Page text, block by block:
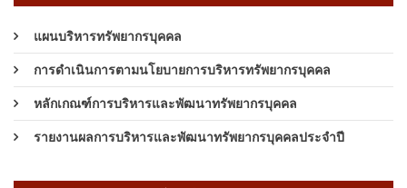
แผนบริหารทรัพยากรบุคคล
การดำเนินการตามนโยบายการบริหารทรัพยากรบุคคล
หลักเกณฑ์การบริหารและพัฒนาทรัพยากรบุคคล
รายงานผลการบริหารและพัฒนาทรัพยากรบุคคลประจำปี